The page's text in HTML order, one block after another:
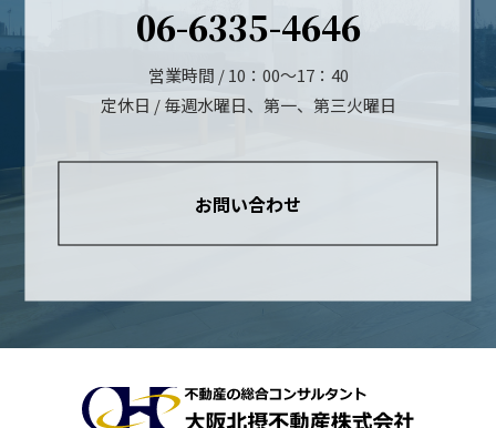
06-6335-4646
営業時間 / 10：00～17：40
定休日 / 毎週水曜日、第一、第三火曜日
お問い合わせ